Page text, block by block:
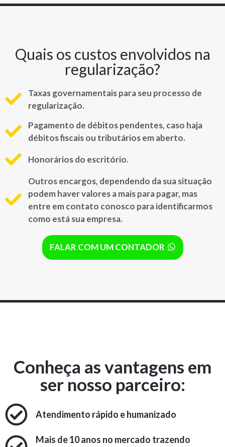
Quais os custos envolvidos na
regularização?
Taxas governamentais para seu processo de
regularização.
Pagamento de débitos pendentes, caso haja
débitos fiscais ou tributários em aberto.
Honorários do escritório.
Outros encargos, dependendo da sua situação
podem haver valores a mais para pagar, mas
entre em contato conosco para identificarmos
como está sua empresa.
FALAR COM UM CONTADOR
Conheça as vantagens em
ser nosso parceiro:
Atendimento rápido e humanizado
Mais de 10 anos no mercado trazendo